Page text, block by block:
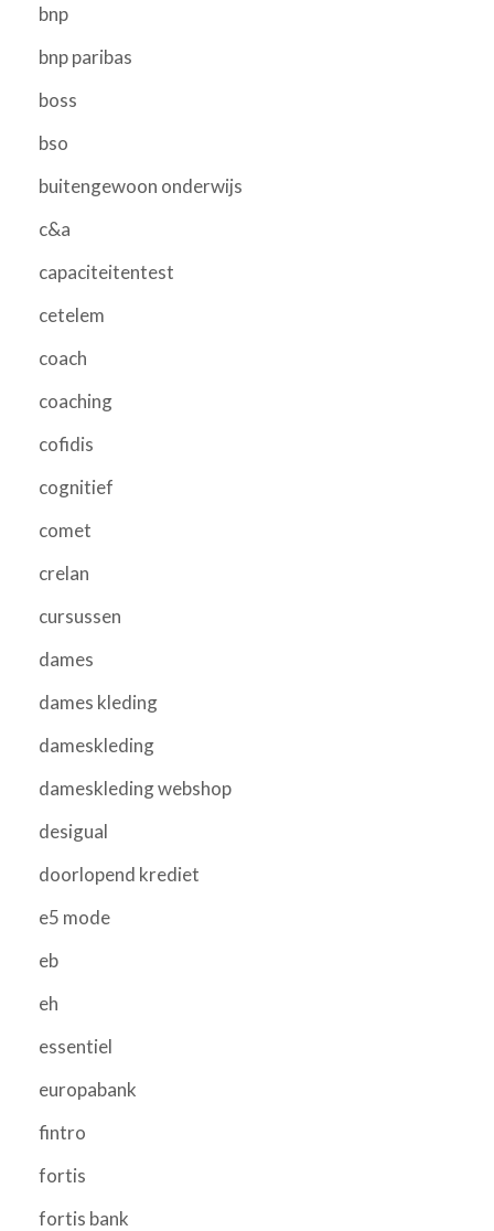
bnp
bnp paribas
boss
bso
buitengewoon onderwijs
c&a
capaciteitentest
cetelem
coach
coaching
cofidis
cognitief
comet
crelan
cursussen
dames
dames kleding
dameskleding
dameskleding webshop
desigual
doorlopend krediet
e5 mode
eb
eh
essentiel
europabank
fintro
fortis
fortis bank